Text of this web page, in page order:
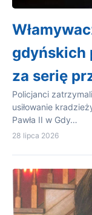
gdyńskich
za serię
Policjanci
usiłowanie
Pawła II w Gdy…
28 lipca 2026